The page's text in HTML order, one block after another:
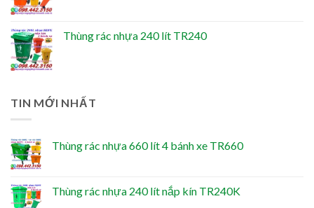
Thùng rác nhựa 240 lít TR240
TIN MỚI NHẤT
Thùng rác nhựa 660 lít 4 bánh xe TR660
Thùng rác nhựa 240 lít nắp kín TR240K